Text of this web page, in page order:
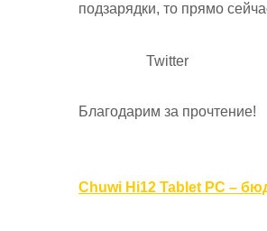
подзарядки, то прямо
Twitter
Благодарим за прочтение!
Навигация
Chuwi Hi12 Tablet PC –